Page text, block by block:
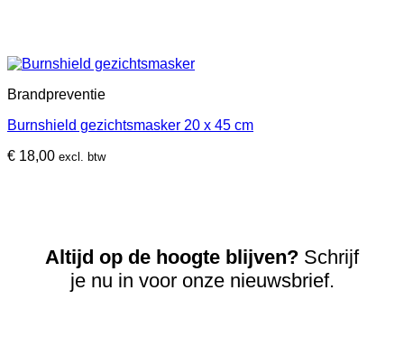
Brandpreventie
Burnshield gezichtsmasker 20 x 45 cm
€ 18,00 excl. btw
Altijd op de hoogte blijven? Schrijf
je nu in voor onze nieuwsbrief.